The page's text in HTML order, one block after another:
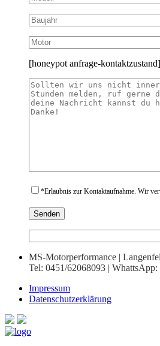
[honeypot anfrage-kontaktzustand]
*Erlaubnis zur Kontaktaufnahme. Wir
MS-Motorperformance |
Tel: 0451/62068093 | WhattsApp:
Impressum
Datenschutzerklärung